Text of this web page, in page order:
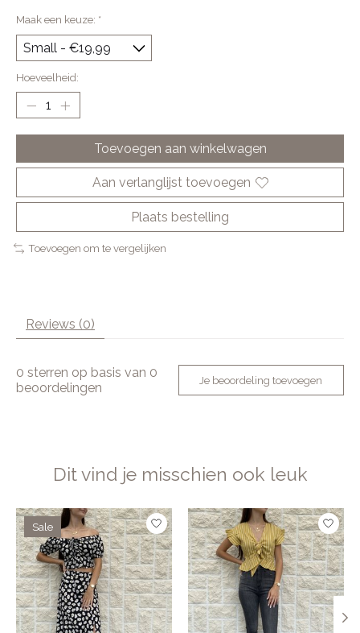
Maak een keuze: *
Hoeveelheid:
Toevoegen aan winkelwagen
Aan verlanglijst toevoegen
Plaats bestelling
Toevoegen om te vergelijken
Reviews (0)
0 sterren op basis van 0
beoordelingen
Je beoordeling toevoegen
Dit vind je misschien ook leuk
Items van productcarrousel
Sale